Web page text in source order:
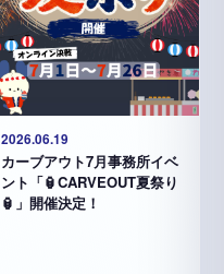
2026.06.19
カーブアウト7月事務所イベ
ント「🏮CARVEOUT夏祭り
🏮」開催決定！